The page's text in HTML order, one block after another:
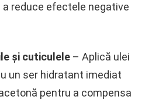
reduce efectele negative
și cuticulele – Aplică ulei
un ser hidratant imediat
pentru a compensa